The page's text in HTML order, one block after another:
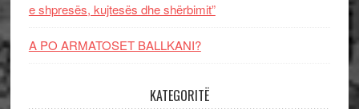
e shpresës, kujtesës dhe shërbimit”
A PO ARMATOSET BALLKANI?
KATEGORITË